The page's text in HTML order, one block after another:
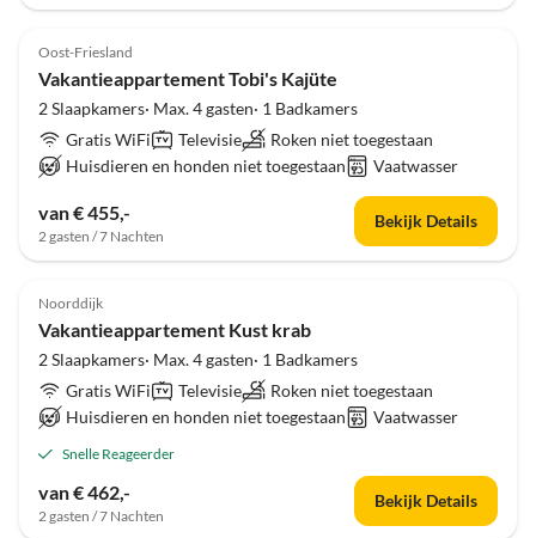
Oost-Friesland
Vakantieappartement Tobi's Kajüte
2 Slaapkamers· Max. 4 gasten· 1 Badkamers
Gratis WiFi
Televisie
Roken niet toegestaan
Huisdieren en honden niet toegestaan
Vaatwasser
van € 455,-
2 gasten / 7 Nachten
Bekijk Details
Noorddijk
Vakantieappartement Kust krab
2 Slaapkamers· Max. 4 gasten· 1 Badkamers
Gratis WiFi
Televisie
Roken niet toegestaan
Huisdieren en honden niet toegestaan
Vaatwasser
Snelle Reageerder
van € 462,-
2 gasten / 7 Nachten
Bekijk Details